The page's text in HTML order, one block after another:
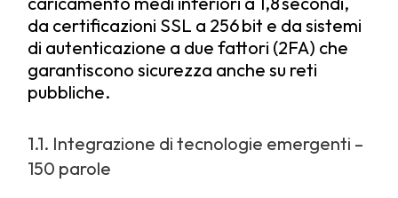
da certificazioni SSL a 256 bit e da sistemi
di autenticazione a due fattori (2FA) che
garantiscono sicurezza anche su reti
pubbliche.
1.1. Integrazione di tecnologie emergenti –
150 parole